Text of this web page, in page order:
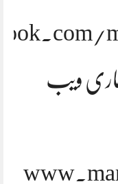
ویب